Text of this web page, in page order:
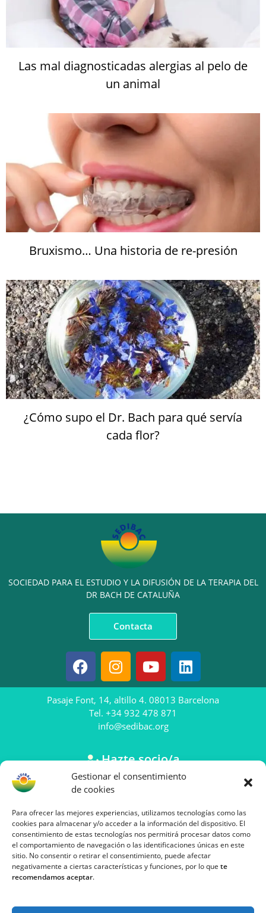
Gestionar el consentimiento
de cookies
Para ofrecer las mejores experiencias, utilizamos tecnologías como las
cookies para almacenar y/o acceder a la información del dispositivo. El
consentimiento de estas tecnologías nos permitirá procesar datos como
el comportamiento de navegación o las identificaciones únicas en este
sitio. No consentir o retirar el consentimiento, puede afectar
negativamente a ciertas características y funciones, por lo que te
recomendamos aceptar.
Las mal diagnosticadas alergias al pelo de
un animal
Bruxismo… Una historia de re-presión
¿Cómo supo el Dr. Bach para qué servía
cada flor?
SOCIEDAD PARA EL ESTUDIO Y LA DIFUSIÓN DE LA TERAPIA DEL
DR BACH DE CATALUÑA
Contacta
Pasaje Font, 14, altillo 4. 08013 Barcelona
Tel. +34 932 478 871
info@sedibac.org
Hazte socio/a
Anúnciate en SEDIBAC
Aviso Legal
Política de Privacidad
Política de Cookies
Web creada por
BLANCO VIRTUAL
Diseño web y marketing digital